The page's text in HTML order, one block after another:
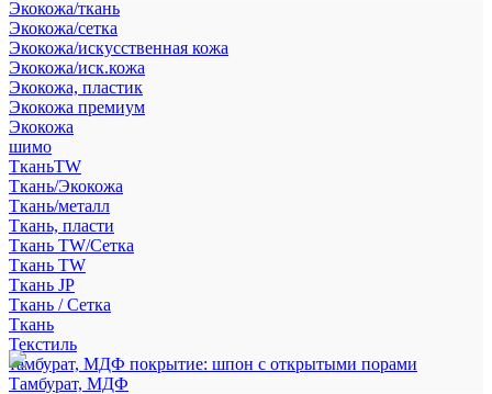
Экокожа/ткань
Экокожа/сетка
Экокожа/искусственная кожа
Экокожа/иск.кожа
Экокожа, пластик
Экокожа премиум
Экокожа
шимо
ТканьTW
Ткань/Экокожа
Ткань/металл
Ткань, пласти
Ткань TW/Сетка
Ткань TW
Ткань JP
Ткань / Сетка
Ткань
Текстиль
тамбурат, МДФ покрытие: шпон с открытыми порами
Тамбурат, МДФ